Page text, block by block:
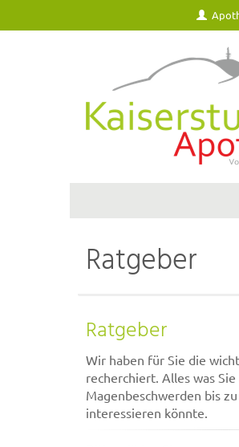
Ratgeber
Ratgeber
Wir haben für Sie die
recherchiert. Alles was
Magenbeschwerden bis
interessieren könnte.